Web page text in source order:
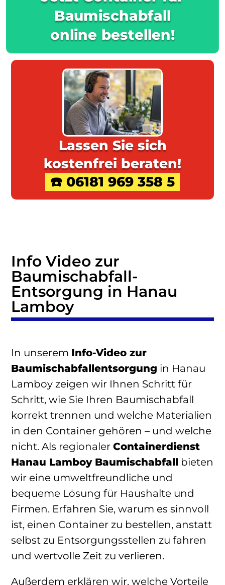
Baumischabfall
online bestellen!
Lassen Sie sich
kostenfrei beraten!
☎️ 06181 969 358 5
Info Video zur
Baumischabfall-
Entsorgung in Hanau
Lamboy
In unserem Info-Video zur
Baumischabfallentsorgung in Hanau
Lamboy zeigen wir Ihnen Schritt für
Schritt, wie Sie Ihren Baumischabfall
korrekt trennen und welche Materialien
in den Container gehören – und welche
nicht. Als regionaler Containerdienst
Hanau Lamboy Baumischabfall bieten
wir eine umweltfreundliche und
bequeme Lösung für Haushalte und
Firmen. Erfahren Sie, warum es sinnvoll
ist, einen Container zu bestellen, anstatt
selbst zu Entsorgungsstellen zu fahren
und wertvolle Zeit zu verlieren.
Außerdem erklären wir, welche Vorteile